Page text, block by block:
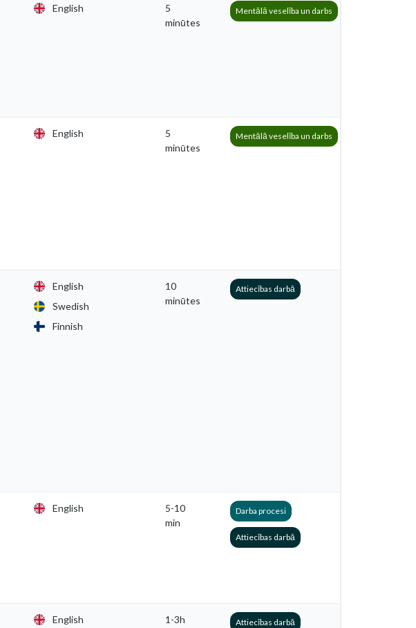
English
5
minūtes
Mentālā veselība un darbs
English
5
minūtes
Mentālā veselība un darbs
English
Swedish
Finnish
10
minūtes
Attiecības darbā
English
5-10
min
Darba procesi
Attiecības darbā
English
1-3h Attiecības darbā